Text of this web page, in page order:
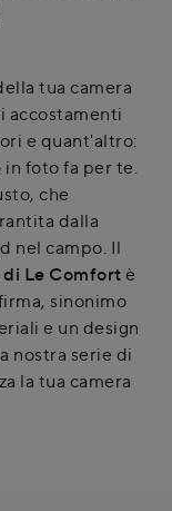
tua camera
accostamenti
e quant'altro:
foto fa per te.
che
dalla
nel campo. Il
Le Comfort è
sinonimo
e un design
nostra serie di
la tua camera